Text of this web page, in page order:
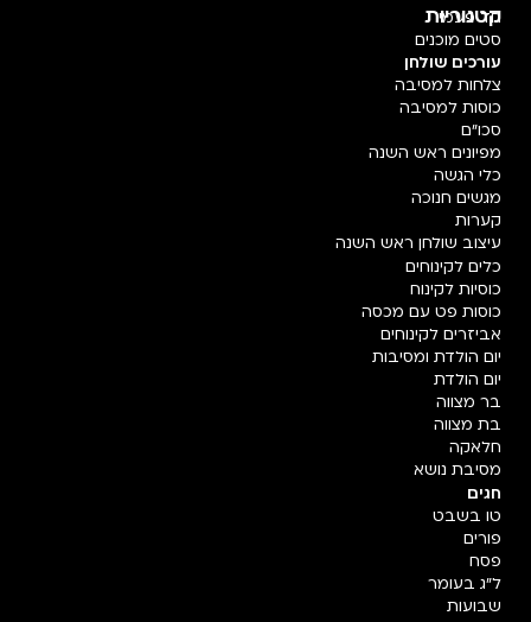
קטגוריות
חד פעמי
סטים מוכנים
עורכים שולחן
צלחות למסיבה
כוסות למסיבה
סכו"ם
מפיונים ראש השנה
כלי הגשה
מגשים חנוכה
קערות
עיצוב שולחן ראש השנה
כלים לקינוחים
כוסיות לקינוח
כוסות פט עם מכסה
אביזרים לקינוחים
יום הולדת ומסיבות
יום הולדת
בר מצווה
בת מצווה
חלאקה
מסיבת נושא
חגים
טו בשבט
פורים
פסח
ל"ג בעומר
שבועות